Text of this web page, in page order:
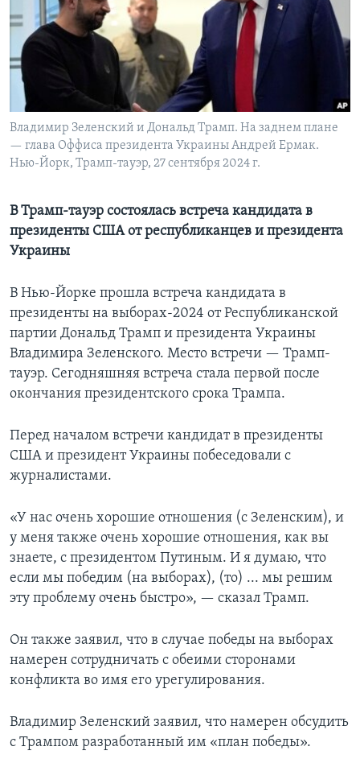
Learning English
СОЦИАЛЬНЫЕ СЕТИ
Языки
Владимир Зеленский и Дональд Трамп. На заднем плане
— глава Оффиса президента Украины Андрей Ермак.
Нью-Йорк, Трамп-тауэр, 27 сентября 2024 г.
В Трамп-тауэр состоялась встреча кандидата в
президенты США от республиканцев и президента
Украины
В Нью-Йорке прошла встреча кандидата в
президенты на выборах-2024 от Республиканской
партии Дональд Трамп и президента Украины
Владимира Зеленского. Место встречи — Трамп-
тауэр. Сегодняшняя встреча стала первой после
окончания президентского срока Трампа.
Перед началом встречи кандидат в президенты
США и президент Украины побеседовали с
журналистами.
«У нас очень хорошие отношения (с Зеленским), и
у меня также очень хорошие отношения, как вы
знаете, с президентом Путиным. И я думаю, что
если мы победим (на выборах), (то) ... мы решим
эту проблему очень быстро», — сказал Трамп.
Он также заявил, что в случае победы на выборах
намерен сотрудничать с обеими сторонами
конфликта во имя его урегулирования.
Владимир Зеленский заявил, что намерен обсудить
с Трампом разработанный им «план победы».